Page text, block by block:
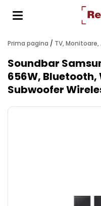
Prima pagina / TV, Monitoare,
Soundbar
656W, Bluetooth,
Subwoofer